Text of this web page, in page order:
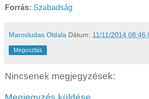
Forrás: Szabadság
Marosludas Oldala Dátum: 11/11/2014
Megosztás
Nincsenek megjegyzések: